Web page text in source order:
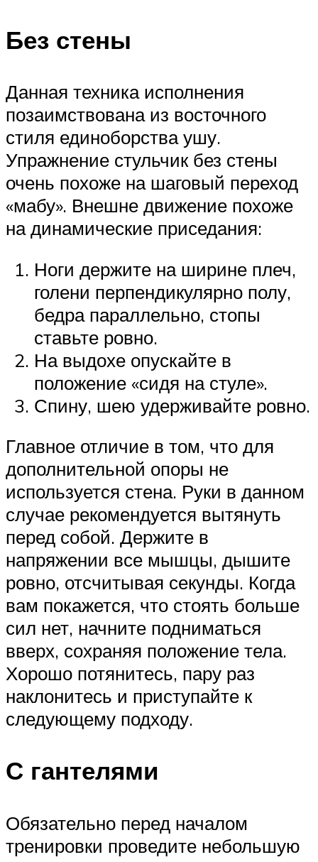
Без стены
Данная техника исполнения
позаимствована из восточного
стиля единоборства ушу.
Упражнение стульчик без стены
очень похоже на шаговый переход
«мабу». Внешне движение похоже
на динамические приседания:
Ноги держите на ширине плеч,
голени перпендикулярно полу,
бедра параллельно, стопы
ставьте ровно.
На выдохе опускайте в
положение «сидя на стуле».
Спину, шею удерживайте ровно.
Главное отличие в том, что для
дополнительной опоры не
используется стена. Руки в данном
случае рекомендуется вытянуть
перед собой. Держите в
напряжении все мышцы, дышите
ровно, отсчитывая секунды. Когда
вам покажется, что стоять больше
сил нет, начните подниматься
вверх, сохраняя положение тела.
Хорошо потянитесь, пару раз
наклонитесь и приступайте к
следующему подходу.
С гантелями
Обязательно перед началом
тренировки проведите небольшую